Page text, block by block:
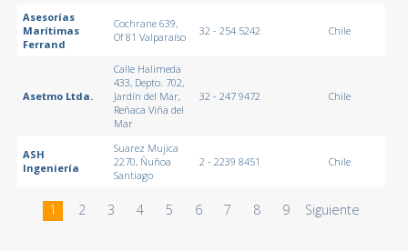
Asesorías
Marítimas
Ferrand
Cochrane 639,
Of 81 Valparaíso
32 - 254 5242 Chile
Asetmo Ltda.
Calle Halimeda
433, Depto. 702,
Jardín del Mar,
Reñaca Viña del
Mar
32 - 247 9472 Chile
ASH
Ingeniería
Suarez Mujica
2270, Ñuñoa
Santiago
2 - 2239 8451 Chile
1 2 3 4 5 6 7 8 9 Siguiente